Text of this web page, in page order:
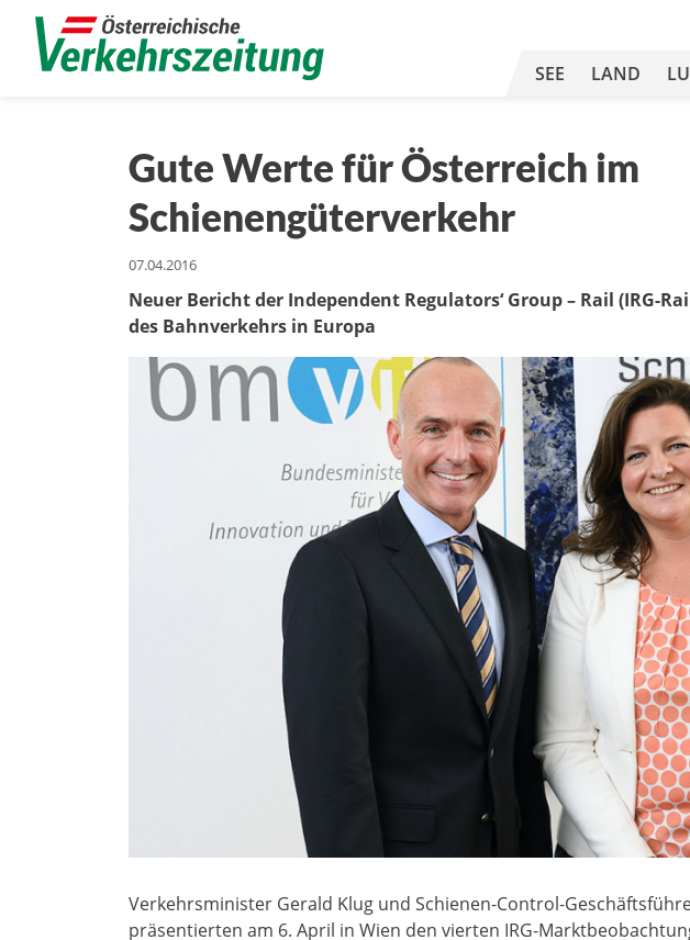
SEE LAND
Gute Werte für Österreich im
Schienengüterverkehr
07.04.2016
Neuer Bericht der Independent Regulators‘ Group – Rail (IRG-
des Bahnverkehrs in Europa
Verkehrsminister Gerald Klug und Schienen-Control-
präsentierten am 6. April in Wien den vierten IRG-